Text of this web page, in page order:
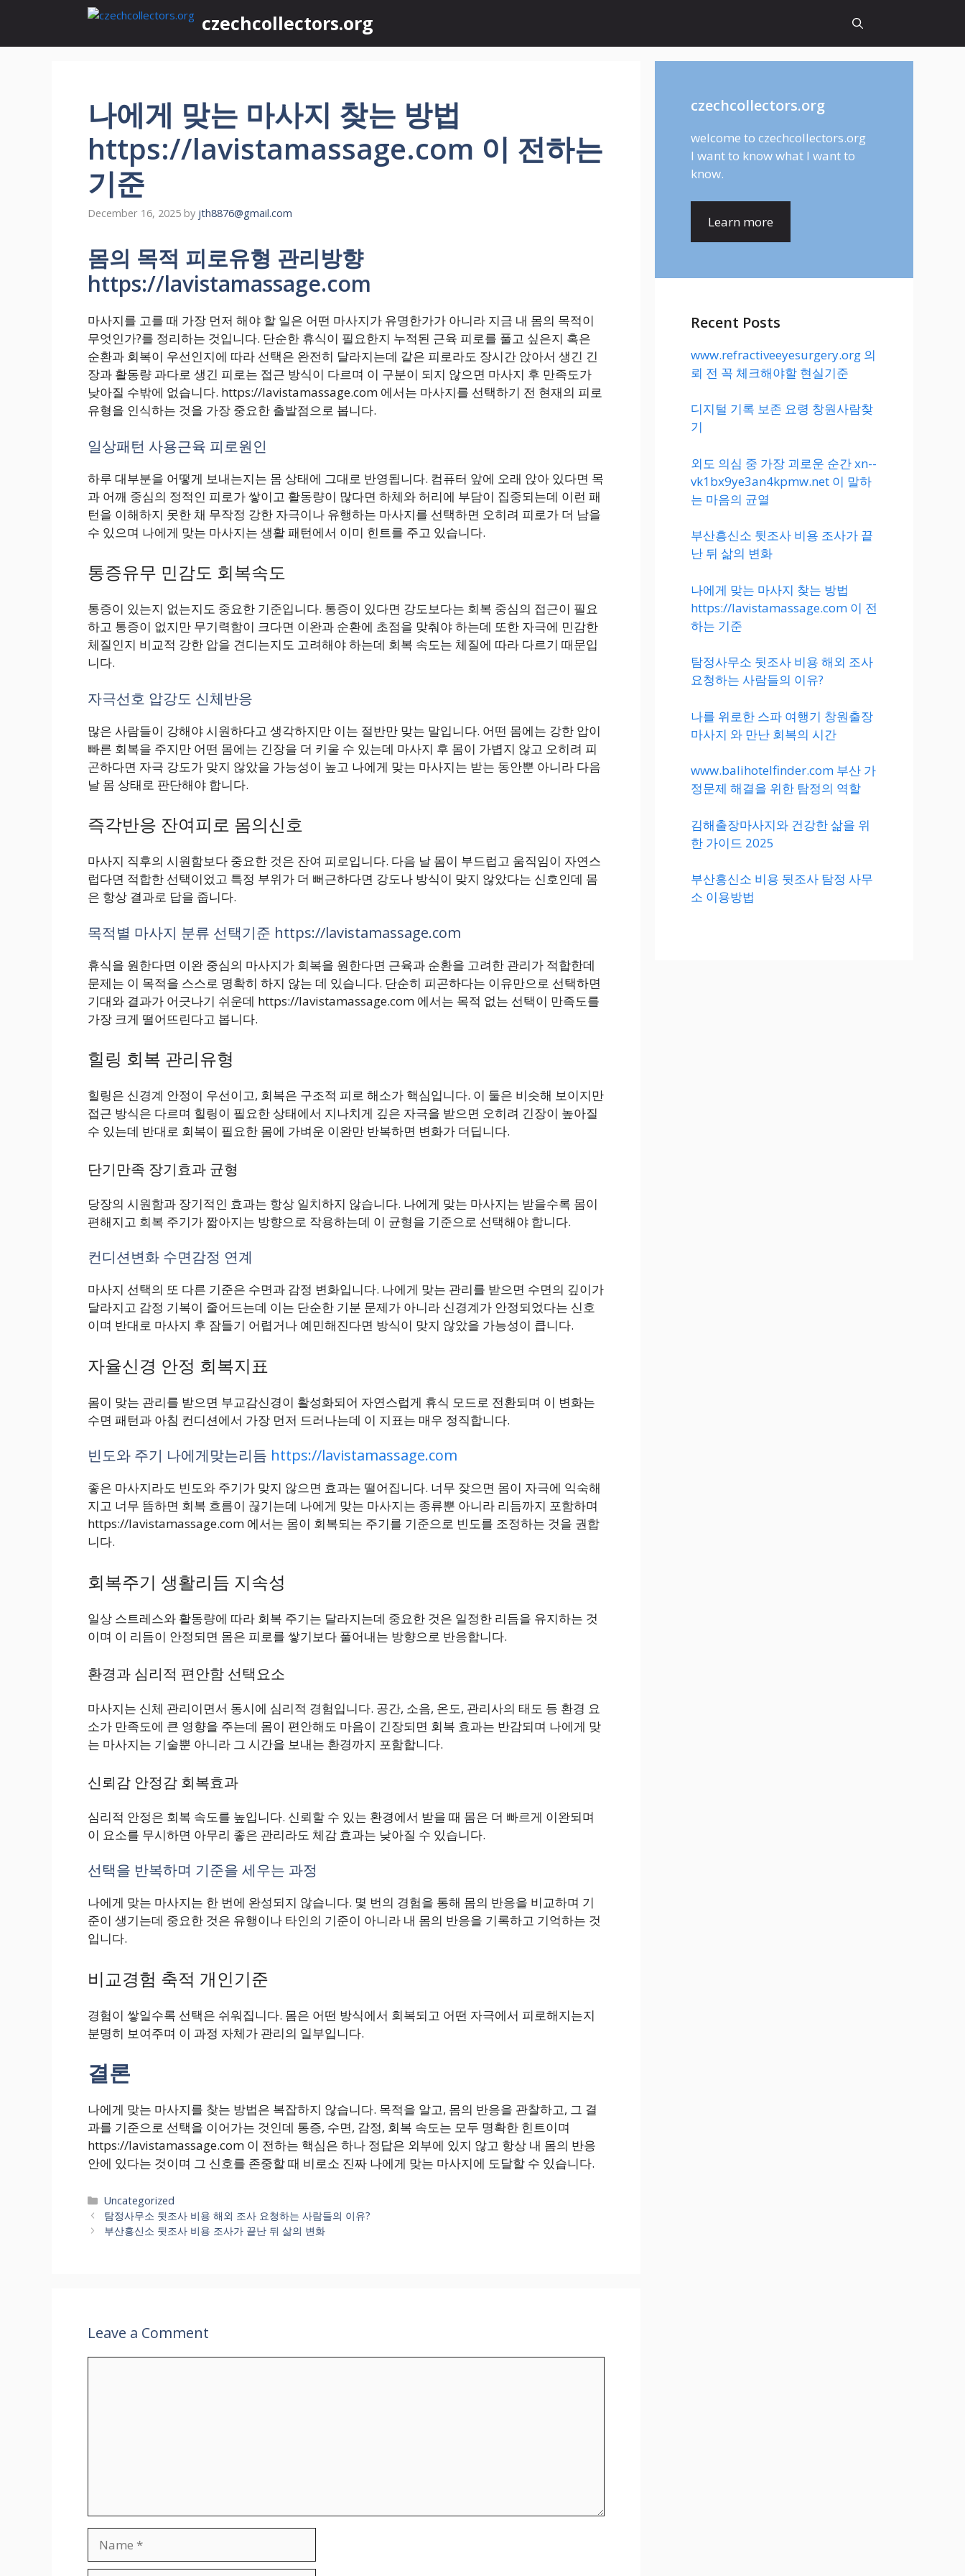
content
czechcollectors.org
나에게 맞는 마사지 찾는 방법
https://lavistamassage.com 이 전하는
기준
December 16, 2025 by jth8876@gmail.com
몸의 목적 피로유형 관리방향
https://lavistamassage.com
마사지를 고를 때 가장 먼저 해야 할 일은 어떤 마사지가 유명한가가 아니라 지금 내 몸의 목적이
무엇인가?를 정리하는 것입니다. 단순한 휴식이 필요한지 누적된 근육 피로를 풀고 싶은지 혹은
순환과 회복이 우선인지에 따라 선택은 완전히 달라지는데 같은 피로라도 장시간 앉아서 생긴 긴
장과 활동량 과다로 생긴 피로는 접근 방식이 다르며 이 구분이 되지 않으면 마사지 후 만족도가
낮아질 수밖에 없습니다. https://lavistamassage.com 에서는 마사지를 선택하기 전 현재의 피로
유형을 인식하는 것을 가장 중요한 출발점으로 봅니다.
일상패턴 사용근육 피로원인
하루 대부분을 어떻게 보내는지는 몸 상태에 그대로 반영됩니다. 컴퓨터 앞에 오래 앉아 있다면 목
과 어깨 중심의 정적인 피로가 쌓이고 활동량이 많다면 하체와 허리에 부담이 집중되는데 이런 패
턴을 이해하지 못한 채 무작정 강한 자극이나 유행하는 마사지를 선택하면 오히려 피로가 더 남을
수 있으며 나에게 맞는 마사지는 생활 패턴에서 이미 힌트를 주고 있습니다.
통증유무 민감도 회복속도
통증이 있는지 없는지도 중요한 기준입니다. 통증이 있다면 강도보다는 회복 중심의 접근이 필요
하고 통증이 없지만 무기력함이 크다면 이완과 순환에 초점을 맞춰야 하는데 또한 자극에 민감한
체질인지 비교적 강한 압을 견디는지도 고려해야 하는데 회복 속도는 체질에 따라 다르기 때문입
니다.
자극선호 압강도 신체반응
많은 사람들이 강해야 시원하다고 생각하지만 이는 절반만 맞는 말입니다. 어떤 몸에는 강한 압이
빠른 회복을 주지만 어떤 몸에는 긴장을 더 키울 수 있는데 마사지 후 몸이 가볍지 않고 오히려 피
곤하다면 자극 강도가 맞지 않았을 가능성이 높고 나에게 맞는 마사지는 받는 동안뿐 아니라 다음
날 몸 상태로 판단해야 합니다.
즉각반응 잔여피로 몸의신호
마사지 직후의 시원함보다 중요한 것은 잔여 피로입니다. 다음 날 몸이 부드럽고 움직임이 자연스
럽다면 적합한 선택이었고 특정 부위가 더 뻐근하다면 강도나 방식이 맞지 않았다는 신호인데 몸
은 항상 결과로 답을 줍니다.
목적별 마사지 분류 선택기준 https://lavistamassage.com
휴식을 원한다면 이완 중심의 마사지가 회복을 원한다면 근육과 순환을 고려한 관리가 적합한데
문제는 이 목적을 스스로 명확히 하지 않는 데 있습니다. 단순히 피곤하다는 이유만으로 선택하면
기대와 결과가 어긋나기 쉬운데 https://lavistamassage.com 에서는 목적 없는 선택이 만족도를
가장 크게 떨어뜨린다고 봅니다.
힐링 회복 관리유형
힐링은 신경계 안정이 우선이고, 회복은 구조적 피로 해소가 핵심입니다. 이 둘은 비슷해 보이지만
접근 방식은 다르며 힐링이 필요한 상태에서 지나치게 깊은 자극을 받으면 오히려 긴장이 높아질
수 있는데 반대로 회복이 필요한 몸에 가벼운 이완만 반복하면 변화가 더딥니다.
단기만족 장기효과 균형
당장의 시원함과 장기적인 효과는 항상 일치하지 않습니다. 나에게 맞는 마사지는 받을수록 몸이
편해지고 회복 주기가 짧아지는 방향으로 작용하는데 이 균형을 기준으로 선택해야 합니다.
컨디션변화 수면감정 연계
마사지 선택의 또 다른 기준은 수면과 감정 변화입니다. 나에게 맞는 관리를 받으면 수면의 깊이가
달라지고 감정 기복이 줄어드는데 이는 단순한 기분 문제가 아니라 신경계가 안정되었다는 신호
이며 반대로 마사지 후 잠들기 어렵거나 예민해진다면 방식이 맞지 않았을 가능성이 큽니다.
자율신경 안정 회복지표
몸이 맞는 관리를 받으면 부교감신경이 활성화되어 자연스럽게 휴식 모드로 전환되며 이 변화는
수면 패턴과 아침 컨디션에서 가장 먼저 드러나는데 이 지표는 매우 정직합니다.
빈도와 주기 나에게맞는리듬 https://lavistamassage.com
좋은 마사지라도 빈도와 주기가 맞지 않으면 효과는 떨어집니다. 너무 잦으면 몸이 자극에 익숙해
지고 너무 뜸하면 회복 흐름이 끊기는데 나에게 맞는 마사지는 종류뿐 아니라 리듬까지 포함하며
https://lavistamassage.com 에서는 몸이 회복되는 주기를 기준으로 빈도를 조정하는 것을 권합
니다.
회복주기 생활리듬 지속성
일상 스트레스와 활동량에 따라 회복 주기는 달라지는데 중요한 것은 일정한 리듬을 유지하는 것
이며 이 리듬이 안정되면 몸은 피로를 쌓기보다 풀어내는 방향으로 반응합니다.
환경과 심리적 편안함 선택요소
마사지는 신체 관리이면서 동시에 심리적 경험입니다. 공간, 소음, 온도, 관리사의 태도 등 환경 요
소가 만족도에 큰 영향을 주는데 몸이 편안해도 마음이 긴장되면 회복 효과는 반감되며 나에게 맞
는 마사지는 기술뿐 아니라 그 시간을 보내는 환경까지 포함합니다.
신뢰감 안정감 회복효과
심리적 안정은 회복 속도를 높입니다. 신뢰할 수 있는 환경에서 받을 때 몸은 더 빠르게 이완되며
이 요소를 무시하면 아무리 좋은 관리라도 체감 효과는 낮아질 수 있습니다.
선택을 반복하며 기준을 세우는 과정
나에게 맞는 마사지는 한 번에 완성되지 않습니다. 몇 번의 경험을 통해 몸의 반응을 비교하며 기
준이 생기는데 중요한 것은 유행이나 타인의 기준이 아니라 내 몸의 반응을 기록하고 기억하는 것
입니다.
비교경험 축적 개인기준
경험이 쌓일수록 선택은 쉬워집니다. 몸은 어떤 방식에서 회복되고 어떤 자극에서 피로해지는지
분명히 보여주며 이 과정 자체가 관리의 일부입니다.
결론
나에게 맞는 마사지를 찾는 방법은 복잡하지 않습니다. 목적을 알고, 몸의 반응을 관찰하고, 그 결
과를 기준으로 선택을 이어가는 것인데 통증, 수면, 감정, 회복 속도는 모두 명확한 힌트이며
https://lavistamassage.com 이 전하는 핵심은 하나 정답은 외부에 있지 않고 항상 내 몸의 반응
안에 있다는 것이며 그 신호를 존중할 때 비로소 진짜 나에게 맞는 마사지에 도달할 수 있습니다.
Categories
Uncategorized
탐정사무소 뒷조사 비용 해외 조사 요청하는 사람들의 이유?
부산흥신소 뒷조사 비용 조사가 끝난 뒤 삶의 변화
Leave a Comment
czechcollectors.org
welcome to czechcollectors.org
I want to know what I want to
know.
Learn more
Recent Posts
www.refractiveeyesurgery.org 의
뢰 전 꼭 체크해야할 현실기준
디지털 기록 보존 요령 창원사람찾
기
외도 의심 중 가장 괴로운 순간 xn--
vk1bx9ye3an4kpmw.net 이 말하
는 마음의 균열
부산흥신소 뒷조사 비용 조사가 끝
난 뒤 삶의 변화
나에게 맞는 마사지 찾는 방법
https://lavistamassage.com 이 전
하는 기준
탐정사무소 뒷조사 비용 해외 조사
요청하는 사람들의 이유?
나를 위로한 스파 여행기 창원출장
마사지 와 만난 회복의 시간
www.balihotelfinder.com 부산 가
정문제 해결을 위한 탐정의 역할
김해출장마사지와 건강한 삶을 위
한 가이드 2025
부산흥신소 비용 뒷조사 탐정 사무
소 이용방법